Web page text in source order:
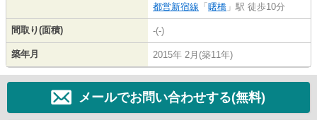
都営新宿線 「 曙橋 」駅 徒歩10分
間取り(面積) -(-)
築年月 2015年 2月(築11年)
メールでお問い合わせする(無料)